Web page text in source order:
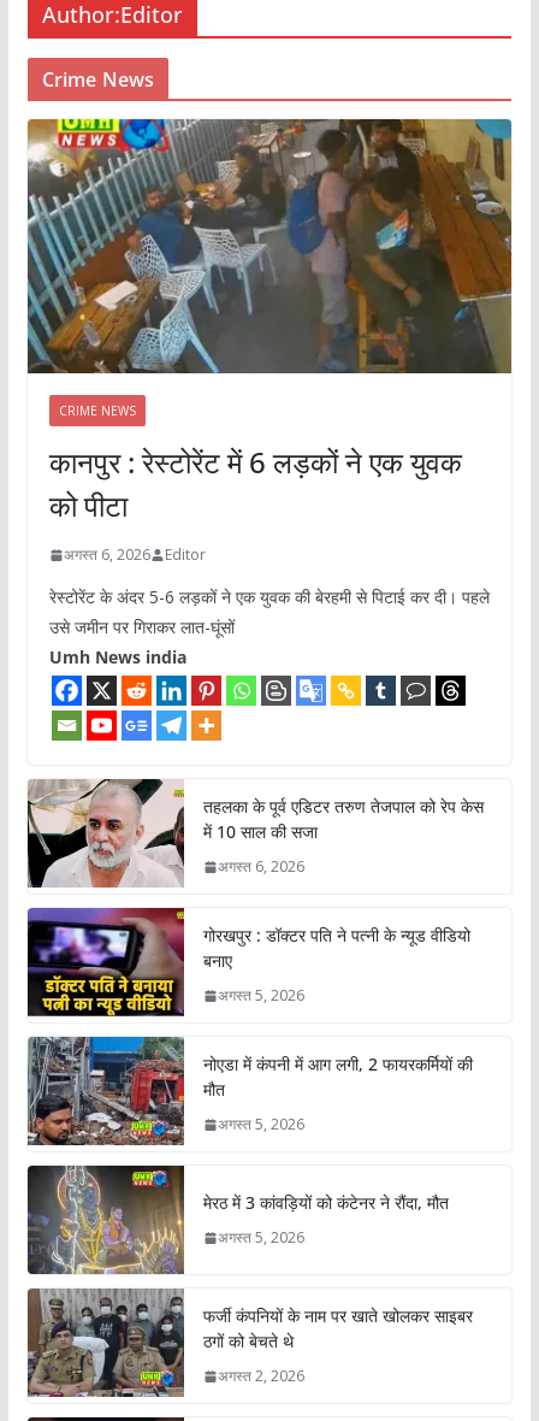
Author:Editor
Crime News
CRIME NEWS
कानपुर : रेस्टोरेंट में 6 लड़कों ने एक युवक
को पीटा
अगस्त 6, 2026 Editor
रेस्टोरेंट के अंदर 5-6 लड़कों ने एक युवक की बेरहमी से पिटाई कर दी। पहले
उसे जमीन पर गिराकर लात-घूंसों
Umh News india
तहलका के पूर्व एडिटर तरुण तेजपाल को रेप केस
में 10 साल की सजा
अगस्त 6, 2026
गोरखपुर : डॉक्टर पति ने पत्नी के न्यूड वीडियो
बनाए
अगस्त 5, 2026
नोएडा में कंपनी में आग लगी, 2 फायरकर्मियों की
मौत
अगस्त 5, 2026
मेरठ में 3 कांवड़ियों को कंटेनर ने रौंदा, मौत
अगस्त 5, 2026
फर्जी कंपनियों के नाम पर खाते खोलकर साइबर
ठगों को बेचते थे
अगस्त 2, 2026